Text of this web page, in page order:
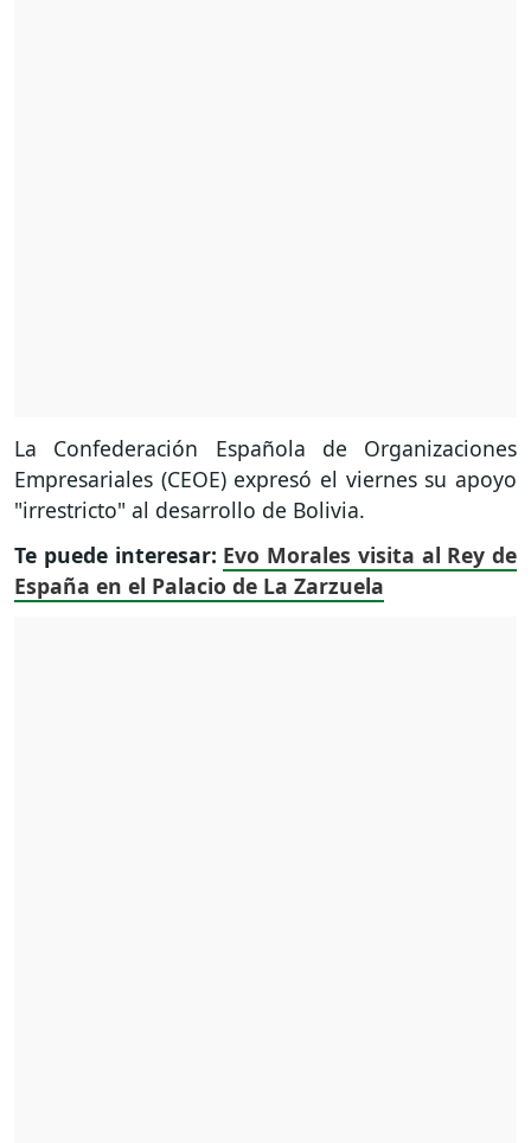
La Confederación Española de Organizaciones
Empresariales (CEOE) expresó el viernes su apoyo
"irrestricto" al desarrollo de Bolivia.
Te puede interesar: Evo Morales visita al Rey de
España en el Palacio de La Zarzuela